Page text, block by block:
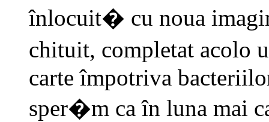
înlocuit� cu noua
chituit, completat acolo
carte împotriva
sper�m ca în luna mai